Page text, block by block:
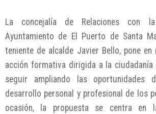
La concejalía de Relaciones con la
Ayuntamiento de El Puerto de Santa
teniente de alcalde Javier Bello, pone en
acción formativa dirigida a la
seguir ampliando las oportunidades
desarrollo personal y profesional de los
ocasión, la propuesta se centra en